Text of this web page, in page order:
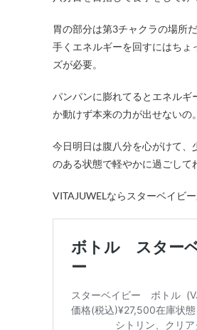
胃の部分は第3チャクラの場所
手くエネルギーを回すにはちょ
ズが必要。
パンパンに膨れてるとエネルギ
か動けず本来の力が出せないの。
今日明日は腹八分を心がけて、
のある状態で軽やかに過ごし
VITAJUWELならスターベイビー